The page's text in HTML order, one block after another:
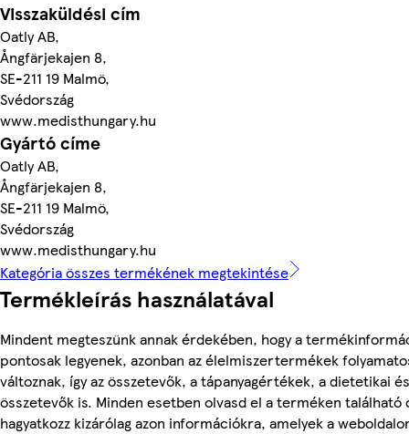
Visszaküldési cím
Oatly AB,
Ångfärjekajen 8,
SE-211 19 Malmö,
Svédország
www.medisthungary.hu
Gyártó címe
Oatly AB,
Ångfärjekajen 8,
SE-211 19 Malmö,
Svédország
www.medisthungary.hu
Kategória összes termékének megtekintése
Termékleírás használatával
Mindent megteszünk annak érdekében, hogy a
pontosak legyenek, azonban az élelmiszertermékek
változnak, így az összetevők, a tápanyagértékek, a dietetikai
összetevők is. Minden esetben olvasd el a terméken található
hagyatkozz kizárólag azon információkra, amelyek a